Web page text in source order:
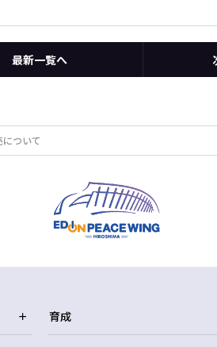
最新一覧へ
ついて
育成